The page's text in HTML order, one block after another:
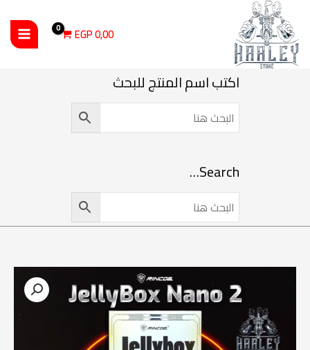
المحتوى
0,00
EGP
اكتب اسم المنتج للبحث
Search…